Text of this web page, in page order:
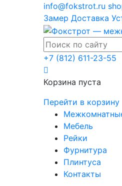
info@fokstrot.ru
Замер Доставка
+7 (812) 611-23-55
Корзина пуста
Перейти в корзину
Мебель
Рейки
Фурнитура
Плинтуса
Контакты